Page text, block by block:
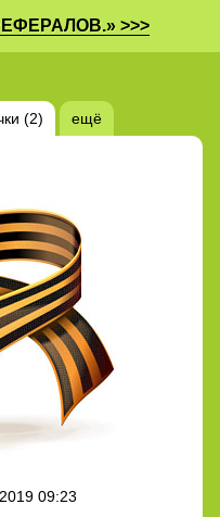
>>>
(2) ещё
09:23